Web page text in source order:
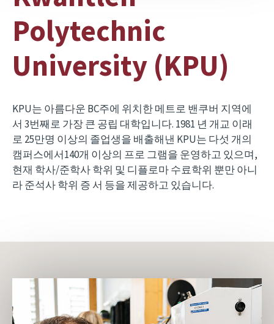
Polytechnic
University (KPU)
KPU는 아름다운 BC주에 위치한 메트로 밴쿠버 지역에
서 3번째로 가장 큰 공립 대학입니다. 1981 년 개교 이래
로 25만명 이상의 졸업생을 배출해낸 KPU는 다섯 개의
캠퍼스에서140개 이상의 프로 그램을 운영하고 있으며,
현재 학사/준학사 학위 및 디플로마 수료학위 뿐만 아니
라 준석사 학위 증 서 등을 제공하고 있습니다.
Image